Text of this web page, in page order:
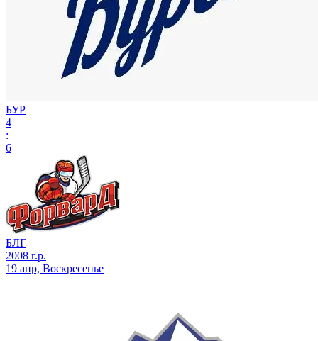
БУР
4
:
6
БЛГ
2008 г.р.
19 апр, Воскресенье